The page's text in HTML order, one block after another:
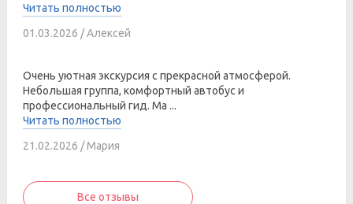
Читать полностью
01.03.2026 / Алексей
Очень уютная экскурсия с прекрасной атмосферой.
Небольшая группа, комфортный автобус и
профессиональный гид. Ма ...
Читать полностью
21.02.2026 / Мария
Все отзывы